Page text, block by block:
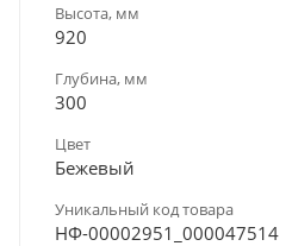
Высота, мм
920
Глубина, мм
300
Цвет
Бежевый
Уникальный код товара
НФ-00002951_000047514